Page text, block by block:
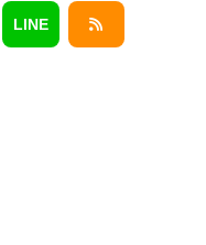
LINE